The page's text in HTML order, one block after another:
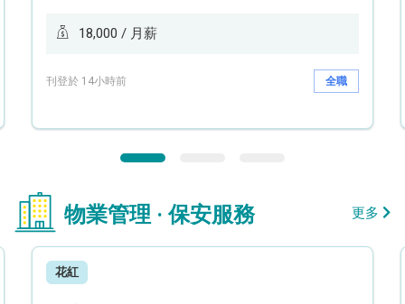
18,000 / 月薪
刊登於 14小時前 全職
物業管理 · 保安服務 更多
花紅